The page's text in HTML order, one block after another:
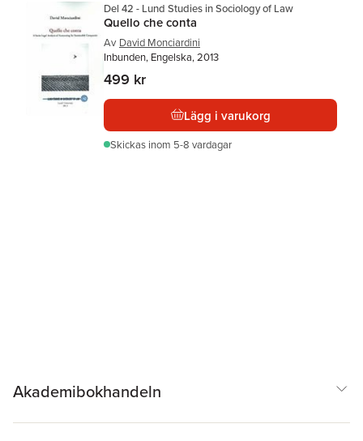
Del 42 - Lund Studies in Sociology of Law
Quello che conta
Av David Monciardini
Inbunden, Engelska, 2013
499 kr
Lägg i varukorg
Skickas inom 5-8 vardagar
Akademibokhandeln